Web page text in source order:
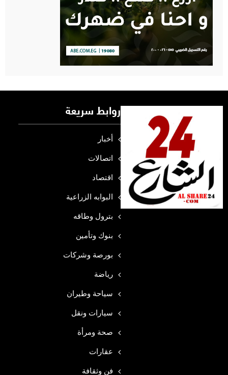
روابط سريعة
أخبار
اتصالات
اقتصاد
البوابه الزراعية
بترول وطاقه
بنوك وتأمين
بورصة وشركات
رياضة
سياحة وطيران
سيارات ونقل
صحة ومرأة
عقارات
فن وثقافة